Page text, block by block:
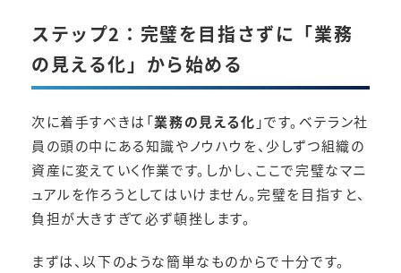
ステップ2：完璧を目指さずに「業務
の見える化」から始める
次に着手すべきは「業務の見える化 」です。ベテラン社
員の頭の中にある知識やノウハウを、少しずつ組織の
資産に変えていく作業です。しかし、ここで完璧なマニ
ュアルを作ろうとしてはいけません。完璧を目指すと、
負担が大きすぎて必ず頓挫します。
まずは、以下のような簡単なものからで十分です。